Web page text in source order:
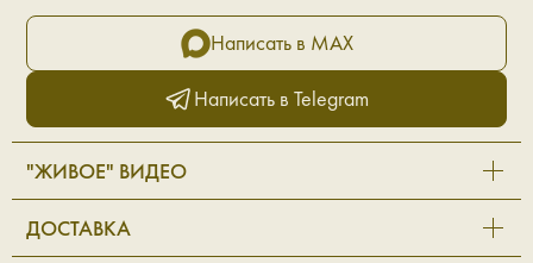
Написать в MAX
Написать в Telegram
"ЖИВОЕ" ВИДЕО
ДОСТАВКА